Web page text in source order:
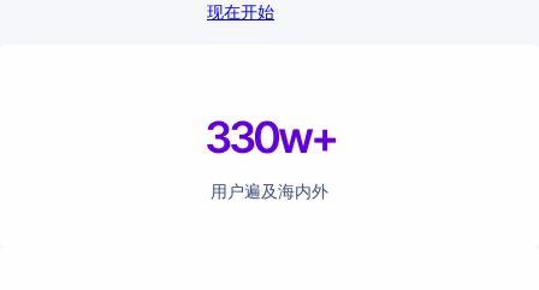
现在开始
330w+
用户遍及海内外